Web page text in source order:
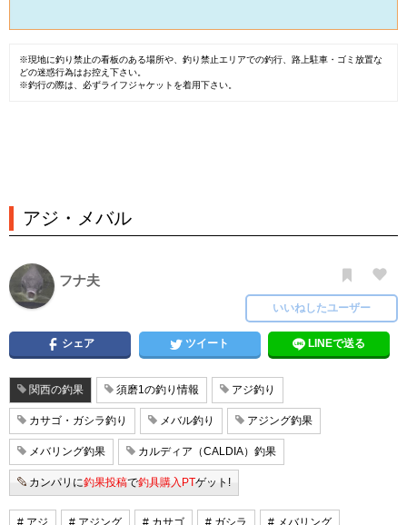
※現地に釣り禁止の看板のある場所や、釣り禁止エリアでの釣行、路上駐車・ゴミ放置な
どの迷惑行為はお控え下さい。
※釣行の際は、必ずライフジャケットを着用下さい。
アジ・メバル
フナ夫
いいねしたユーザー
シェア ツイート LINEで送る
関西の釣果 須磨1の釣り情報 アジ釣り
カサゴ・ガシラ釣り メバル釣り アジング釣果
メバリング釣果 カルディア（CALDIA）釣果
カンパリに釣果投稿で釣具購入PTゲット!